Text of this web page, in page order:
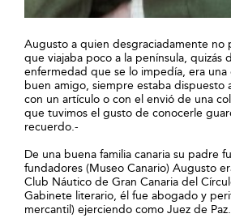
Augusto a quien desgraciadamente no
que viajaba poco a la península, quizás
enfermedad que se lo impedía, era
buen amigo, siempre estaba dispuesto
con un artículo o con el envió de una
que tuvimos el gusto de conocerle
recuerdo.-
De una buena familia canaria su padre
fundadores (Museo Canario) Augusto
Club Náutico de Gran Canaria del
Gabinete literario, él fue abogado y
mercantil) ejerciendo como Juez de